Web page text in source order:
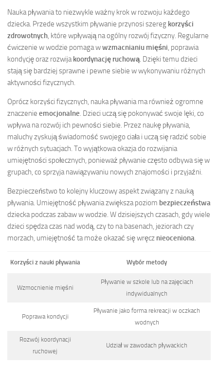
Nauka pływania to niezwykle ważny krok w rozwoju każdego
dziecka. Przede wszystkim pływanie przynosi szereg korzyści
zdrowotnych, które wpływają na ogólny rozwój fizyczny. Regularne
ćwiczenie w wodzie pomaga wwzmacnianiu mięśni, poprawia
kondycję oraz rozwijakoordynację ruchową. Dzięki temu dzieci
stają się bardziej sprawne i pewne siebie w wykonywaniu różnych
aktywności fizycznych.
Oprócz korzyści fizycznych, nauka pływania ma również ogromne
znaczenie emocjonalne. Dzieci uczą się pokonywać swoje lęki, co
wpływa na rozwój ich pewności siebie. Przez naukę pływania,
maluchy zyskują świadomość swojego ciała i uczą się radzić sobie
w różnych sytuacjach. To wyjątkowa okazja do rozwijania
umiejętności społecznych, ponieważ pływanie często odbywa się w
grupach, co sprzyja nawiązywaniu nowych znajomości i przyjaźni.
Bezpieczeństwo to kolejny kluczowy aspekt związany z nauką
pływania. Umiejętność pływania zwiększa poziom bezpieczeństwa
dziecka podczas zabaw w wodzie. W dzisiejszych czasach, gdy wiele
dzieci spędza czas nad wodą, czy to na basenach, jeziorach czy
morzach, umiejętność ta może okazać się wręcz nieoceniona.
Korzyści z nauki pływania Wybór metody
Wzmocnienie mięśni
Pływanie w szkole lub na zajęciach
indywidualnych
Poprawa kondycji
Pływanie jako forma rekreacji w oczkach
wodnych
Rozwój koordynacji
ruchowej
Udział w zawodach pływackich